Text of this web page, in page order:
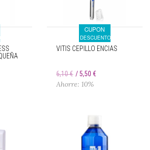
CUPON
DESCUENTO
VITIS CEPILLO ENCIAS
6,10 € 5,50 €
Ahorre: 10%